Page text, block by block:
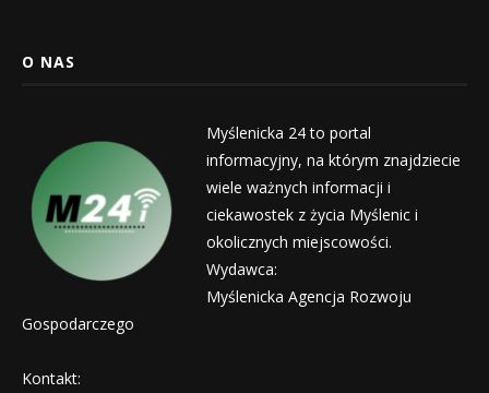
O NAS
Myślenicka 24 to portal
informacyjny, na którym znajdziecie
wiele ważnych informacji i
ciekawostek z życia Myślenic i
okolicznych miejscowości.
Wydawca:
Myślenicka Agencja Rozwoju
Gospodarczego
Kontakt: